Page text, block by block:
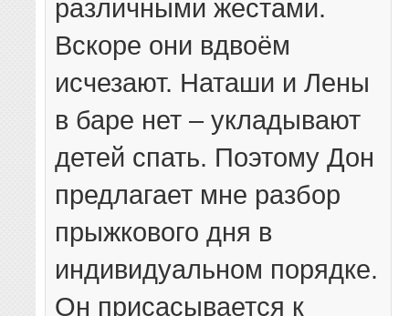
различными жестами.
Вскоре они вдвоём
исчезают. Наташи и Лены
в баре нет – укладывают
детей спать. Поэтому Дон
предлагает мне разбор
прыжкового дня в
индивидуальном порядке.
Он присасывается к